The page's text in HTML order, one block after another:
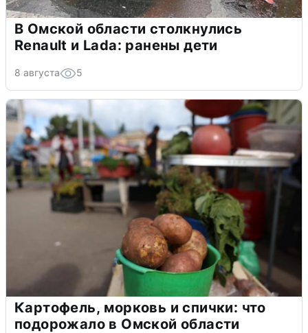
В Омской области столкнулись
Renault и Lada: ранены дети
8 августа 5
Картофель, морковь и спички: что
подорожало в Омской области